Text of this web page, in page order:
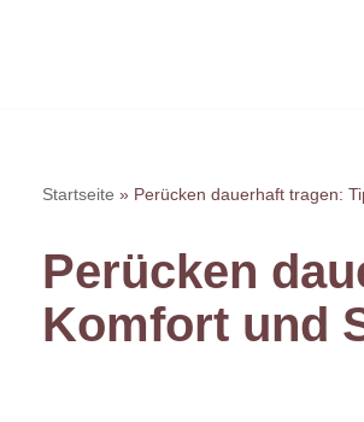
Startseite » Perücken dauerhaft tragen:
Perücken
Komfort und